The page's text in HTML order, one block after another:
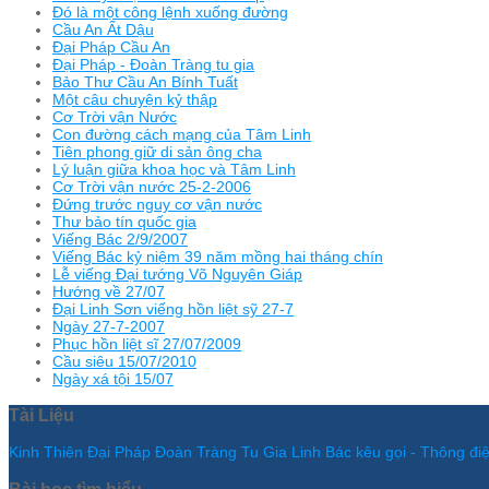
Đó là một công lệnh xuống đường
Cầu An Ất Dậu
Đại Pháp Cầu An
Đại Pháp - Đoàn Tràng tu gia
Bảo Thư Cầu An Bính Tuất
Một câu chuyện kỷ thập
Cơ Trời vận Nước
Con đường cách mạng của Tâm Linh
Tiên phong giữ di sản ông cha
Lý luận giữa khoa học và Tâm Linh
Cơ Trời vận nước 25-2-2006
Đứng trước nguy cơ vận nước
Thư bảo tín quốc gia
Viếng Bác 2/9/2007
Viếng Bác kỷ niệm 39 năm mồng hai tháng chín
Lễ viếng Đại tướng Võ Nguyên Giáp
Hướng về 27/07
Đại Linh Sơn viếng hồn liệt sỹ 27-7
Ngày 27-7-2007
Phục hồn liệt sĩ 27/07/2009
Cầu siêu 15/07/2010
Ngày xá tội 15/07
Tài Liệu
Kinh Thiên Đại Pháp Đoàn Tràng Tu Gia Linh Bác kêu gọi - Thông